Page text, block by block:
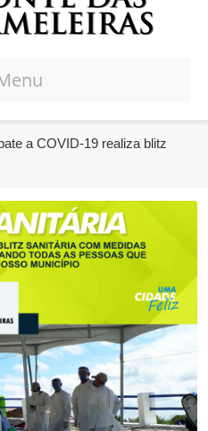
a COVID-19 realiza blitz